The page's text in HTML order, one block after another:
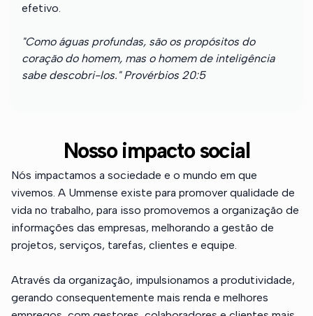
efetivo.
"Como águas profundas, são os propósitos do
coração do homem, mas o homem de inteligência
sabe descobri-los." Provérbios 20:5
Nosso impacto social
Nós impactamos a sociedade e o mundo em que
vivemos. A Ummense existe para promover qualidade de
vida no trabalho, para isso promovemos a organização de
informações das empresas, melhorando a gestão de
projetos, serviços, tarefas, clientes e equipe.
Através da organização, impulsionamos a produtividade,
gerando consequentemente mais renda e melhores